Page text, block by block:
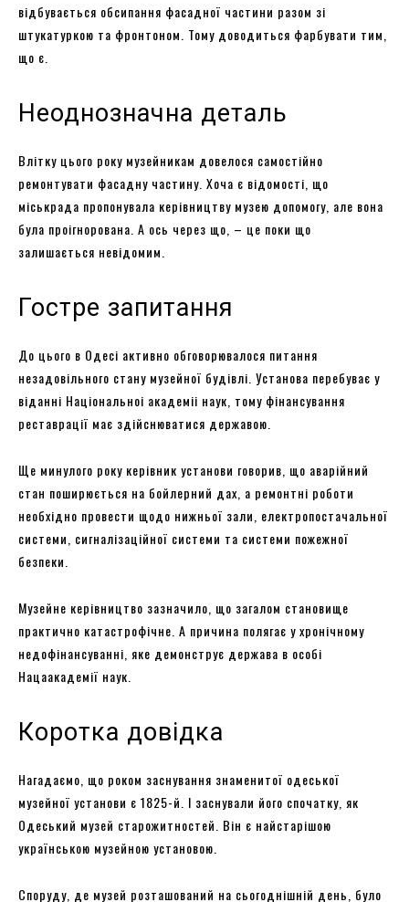
відбувається обсипання фасадної частини разом зі
штукатуркою та фронтоном. Тому доводиться фарбувати тим,
що є.
Неоднозначна деталь
Влітку цього року музейникам довелося самостійно
ремонтувати фасадну частину. Хоча є відомості, що
міськрада пропонувала керівництву музею допомогу, але вона
була проігнорована. А ось через що, – це поки що
залишається невідомим.
Гостре запитання
До цього в Одесі активно обговорювалося питання
незадовільного стану музейної будівлі. Установа перебуває у
віданні Національноі академіі наук, тому фінансування
реставрації має здійснюватися державою.
Ще минулого року керівник установи говорив, що аварійний
стан поширюється на бойлерний дах, а ремонтні роботи
необхідно провести щодо нижньої зали, електропостачальної
системи, сигналізаційної системи та системи пожежної
безпеки.
Музейне керівництво зазначило, що загалом становище
практично катастрофічне. А причина полягає у хронічному
недофінансуванні, яке демонструє держава в особі
Нацаакадемії наук.
Коротка довідка
Нагадаємо, що роком заснування знаменитої одеської
музейної установи є 1825-й. І заснували його спочатку, як
Одеський музей старожитностей. Він є найстарішою
українською музейною установою.
Споруду, де музей розташований на сьогоднішній день, було